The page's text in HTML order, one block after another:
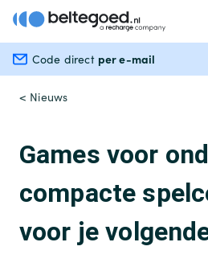
Code direct per e-mail
< Nieuws
Games voor
compacte
voor je